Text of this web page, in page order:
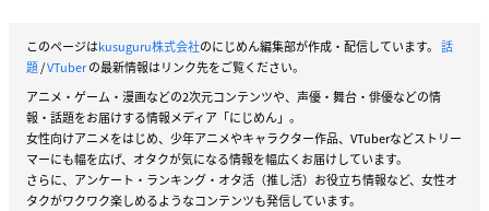
このページはkusuguru株式会社のにじめん編集部が作成・配信しています。 話
題/VTuberの最新情報はリンク先をご覧ください。
アニメ・ゲーム・漫画などの2次元コンテンツや、声優・舞台・俳優などの情
報・話題をお届けする情報メディア「にじめん」。
女性向けアニメをはじめ、少年アニメやキャラクター作品、VTuberなどストリー
マーにも幅を広げ、オタクが気になる情報を幅広くお届けしています。
さらに、アンケート・ランキング・オタ活（推し活）お役立ち情報など、女性オ
タクがワクワク楽しめるようなコンテンツも発信しています。